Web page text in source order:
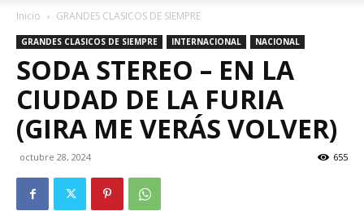
Inicio GRANDES CLASICOS DE SIEMPRE
GRANDES CLASICOS DE SIEMPRE INTERNACIONAL NACIONAL
SODA STEREO – EN LA
CIUDAD DE LA FURIA
(GIRA ME VERÁS VOLVER)
octubre 28, 2024 655